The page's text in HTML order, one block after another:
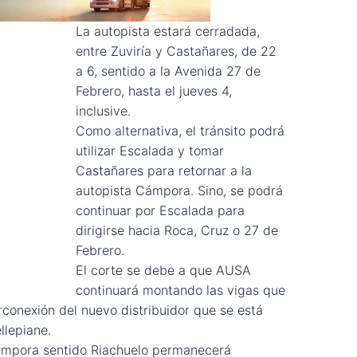
La autopista estará cerradada,
entre Zuviría y Castañares, de 22
a 6, sentido a la Avenida 27 de
Febrero, hasta el jueves 4,
inclusive.
Como alternativa, el tránsito podrá
utilizar Escalada y tomar
Castañares para retornar a la
autopista Cámpora. Sino, se podrá
continuar por Escalada para
dirigirse hacia Roca, Cruz o 27 de
Febrero.
El corte se debe a que AUSA
continuará montando las vigas que
del nuevo distribuidor que se está
sentido Riachuelo permanecerá